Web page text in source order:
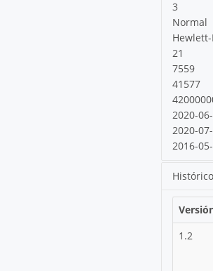
3
Normal
21
7559
41577
2020-
2020-
2016-
1.2